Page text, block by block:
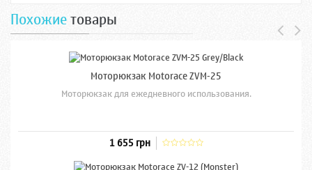
Похожиетовары
Моторюкзак Motorace ZVM-25
Моторюкзак для ежедневного использования.
1 655 грн